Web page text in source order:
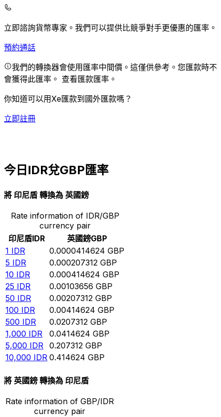
立即諮詢貨幣專家。 我們可以提供比競爭對手更優惠的匯率。
預約通話
我們的轉換器會使用匯率中間價。這僅供參考。您匯款時不
會獲得此匯率。 查看匯款匯率。
你知道可以用Xe匯款到國外匯款嗎？
立即註冊
今日IDR兌GBP匯率
將 印尼盾 轉換為 英國鎊
Rate information of IDR/GBP
currency pair
印尼盾IDR 英國鎊GBP
1 IDR 0.0000414624 GBP
5 IDR 0.000207312 GBP
10 IDR 0.000414624 GBP
25 IDR 0.00103656 GBP
50 IDR 0.00207312 GBP
100 IDR 0.00414624 GBP
500 IDR 0.0207312 GBP
1,000 IDR 0.0414624 GBP
5,000 IDR 0.207312 GBP
10,000 IDR 0.414624 GBP
將 英國鎊 轉換為 印尼盾
Rate information of GBP/IDR
currency pair